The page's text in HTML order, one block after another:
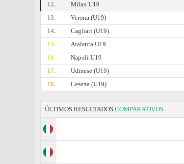
12.
Milan U19
13.
Verona (U19)
14.
Cagliari (U19)
15.
Atalanta U19
16.
Napoli U19
17.
Udinese (U19)
18.
Cesena (U19)
ÚLTIMOS RESULTADOS COMPARATIVOS